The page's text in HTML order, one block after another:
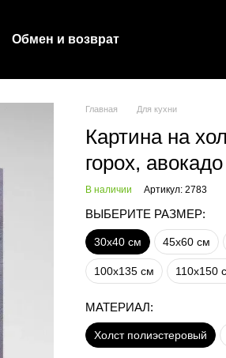
Обмен и возврат
Главная Для кухни
Картина на
горох, авокадо
В наличии Артикул: 2783
ВЫБЕРИТЕ РАЗМЕР:
30х40 см 45х60 см
100х135 см 110х150
МАТЕРИАЛ:
Холст полиэстеровый